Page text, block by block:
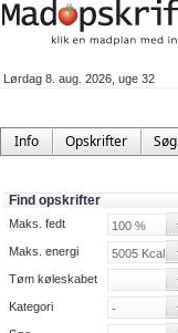
Lørdag 8. aug. 2026, uge 32
Info Opskrifter Søg
Find opskrifter
Maks. fedt
Maks. energi
Tøm køleskabet
Kategori